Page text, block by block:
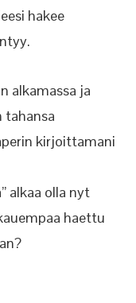
hakee
alkamassa ja
tahansa
kirjoittamani
alkaa olla nyt
haettu